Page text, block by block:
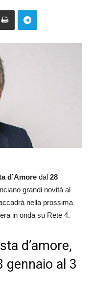
d’Amore dal 28
grandi novità al
nella prossima
in onda su Rete 4.
d’amore,
gennaio al 3